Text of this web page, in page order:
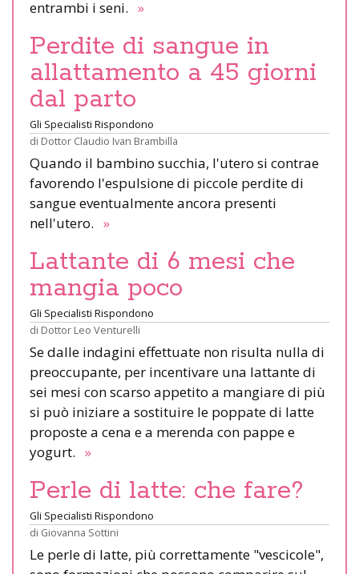
entrambi i seni. »
Perdite di sangue in
allattamento a 45 giorni
dal parto
Gli Specialisti Rispondono
di Dottor Claudio Ivan Brambilla
Quando il bambino succhia, l'utero si contrae
favorendo l'espulsione di piccole perdite di
sangue eventualmente ancora presenti
nell'utero. »
Lattante di 6 mesi che
mangia poco
Gli Specialisti Rispondono
di Dottor Leo Venturelli
Se dalle indagini effettuate non risulta nulla di
preoccupante, per incentivare una lattante di
sei mesi con scarso appetito a mangiare di più
si può iniziare a sostituire le poppate di latte
proposte a cena e a merenda con pappe e
yogurt. »
Perle di latte: che fare?
Gli Specialisti Rispondono
di Giovanna Sottini
Le perle di latte, più correttamente "vescicole",